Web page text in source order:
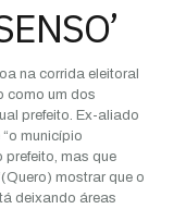
na corrida eleitoral
como um dos
prefeito. Ex-aliado
município
mas que
mostrar que o
deixando áreas